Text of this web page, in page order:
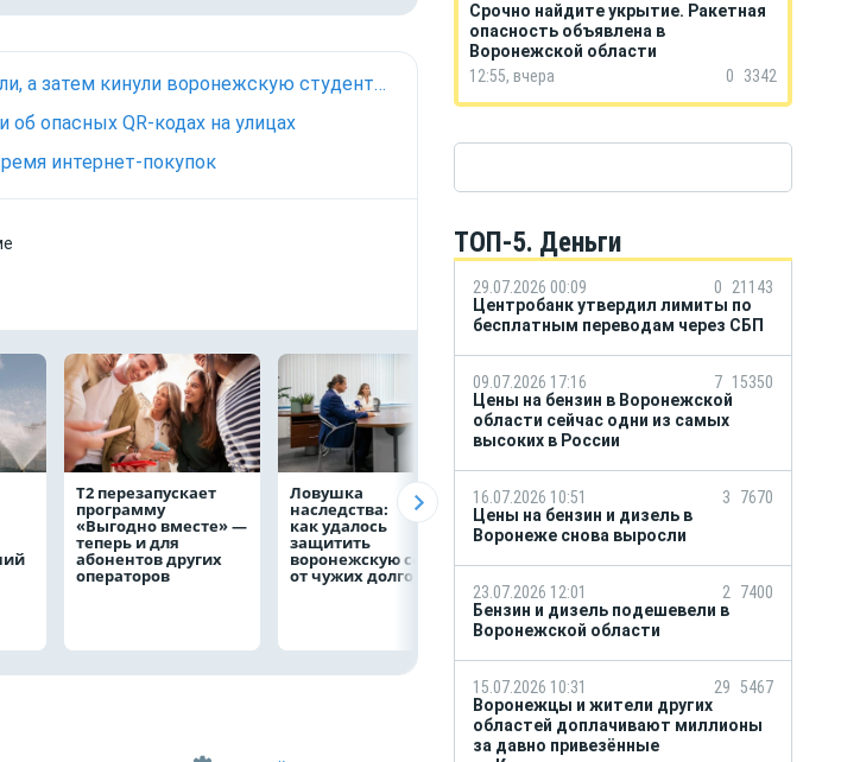
Как мошенники прикормили, а затем кинули воронежскую студентку
опасных QR-кодах на улицах
интернет-покупок
Т2 перезапускает
программу
«Выгодно вместе» —
теперь и для
абонентов других
операторов
Ловушка
наследства:
как удалось
защитить
воронежскую семью
от чужих долгов
В Воронеже
наградили
строителей
накануне
Воронежцам
напоминают
генераторов
Срочно найдите укрытие. Ракетная
опасность объявлена в
Воронежской области
12:55, вчера
0 3342
ТОП-5. Деньги
29.07.2026 00:09 0
21143
Центробанк утвердил лимиты по
бесплатным переводам через СБП
09.07.2026 17:16 7 15350
Цены на бензин в Воронежской
области сейчас одни из самых
высоких в России
16.07.2026 10:51 3
7670
Цены на бензин и дизель в
Воронеже снова выросли
23.07.2026 12:01 2
7400
Бензин и дизель подешевели в
Воронежской области
15.07.2026 10:31 29 5467
Воронежцы и жители других
областей доплачивают миллионы
за давно привезённые